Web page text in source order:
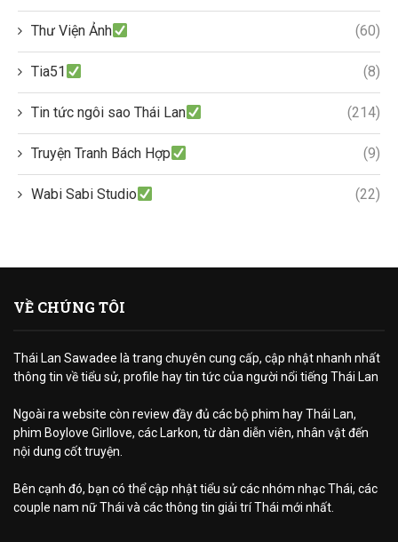
Thư Viện Ảnh (60)
Tia51 (8)
Tin tức ngôi sao Thái Lan (214)
Truyện Tranh Bách Hợp (9)
Wabi Sabi Studio (22)
VỀ CHÚNG TÔI
Thái Lan Sawadee là trang chuyên cung cấp, cập nhật nhanh nhất
thông tin về tiểu sử, profile hay tin tức của người nổi tiếng Thái Lan
Ngoài ra website còn review đầy đủ các bộ phim hay Thái Lan,
phim Boylove Girllove, các Larkon, từ dàn diễn viên, nhân vật đến
nội dung cốt truyện.
Bên cạnh đó, bạn có thể cập nhật tiểu sử các nhóm nhạc Thái, các
couple nam nữ Thái và các thông tin giải trí Thái mới nhất.